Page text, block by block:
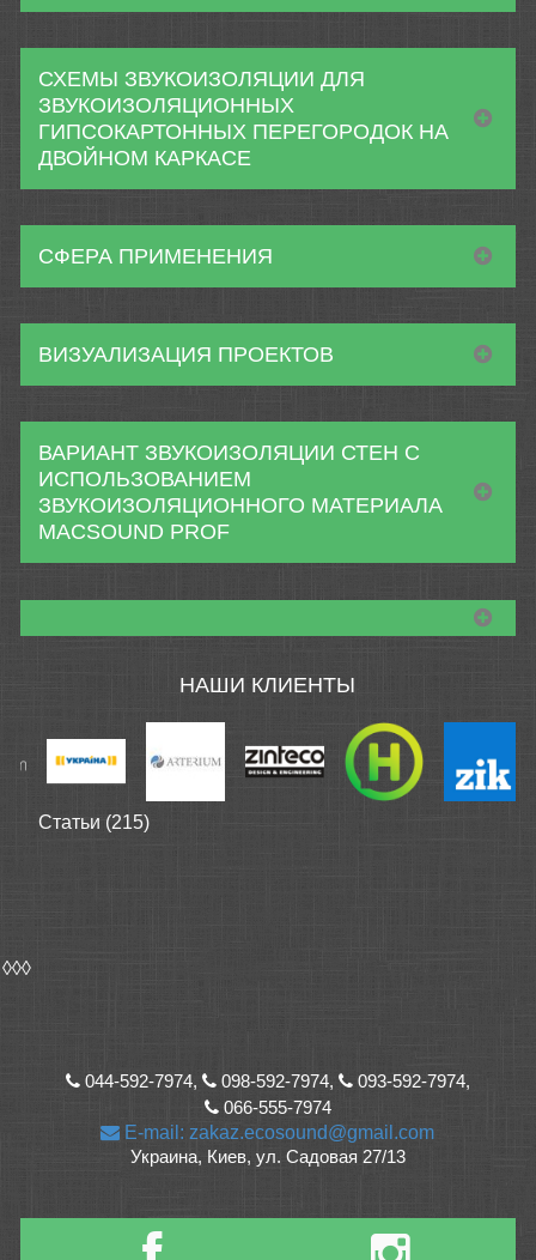
СХЕМЫ ЗВУКОИЗОЛЯЦИИ ДЛЯ
ЗВУКОИЗОЛЯЦИОННЫХ
ГИПСОКАРТОННЫХ ПЕРЕГОРОДОК НА
ДВОЙНОМ КАРКАСЕ
СФЕРА ПРИМЕНЕНИЯ
ВИЗУАЛИЗАЦИЯ ПРОЕКТОВ
ВАРИАНТ ЗВУКОИЗОЛЯЦИИ СТЕН С
ИСПОЛЬЗОВАНИЕМ
ЗВУКОИЗОЛЯЦИОННОГО МАТЕРИАЛА
MACSOUND PROF
НАШИ КЛИЕНТЫ
Статьи (215)
◊◊◊
044-592-7974, 098-592-7974,
093-592-7974,
066-555-7974
E-mail: zakaz.ecosound@gmail.com
Украина, Киев, ул. Садовая 27/13